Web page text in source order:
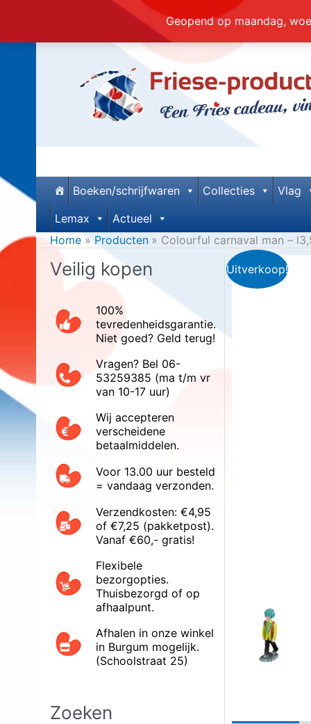
Geopend op maandag,
Boeken/schrijfwaren Collecties Vlag
Lemax
Actueel
Home
Producten Colourful carnaval man –
Veilig kopen
100%
tevredenheidsgarantie.
Niet goed? Geld terug!
Vragen? Bel 06-
53259385 (ma t/m vr
van 10-17 uur)
Wij accepteren
verscheidene
betaalmiddelen.
Voor 13.00 uur besteld
= vandaag verzonden.
Verzendkosten: €4,95
of €7,25 (pakketpost).
Vanaf €60,- gratis!
Flexibele
bezorgopties.
Thuisbezorgd of op
afhaalpunt.
Afhalen in onze winkel
in Burgum mogelijk.
(Schoolstraat 25)
Zoeken
Uitverkoop!